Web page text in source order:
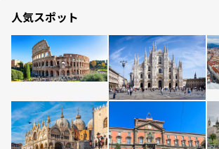
人気スポット